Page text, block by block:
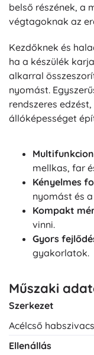
belső részének, a
végtagoknak az
Kezdőknek és
ha a készülék
alkarral
nyomást.
rendszeres
állóképességet
mellkas, far
Kényelmes
nyomást és
Kompakt
vinni.
Gyors
gyakorlatok.
Műszaki
Szerkezet
Acélcső
Ellenállás